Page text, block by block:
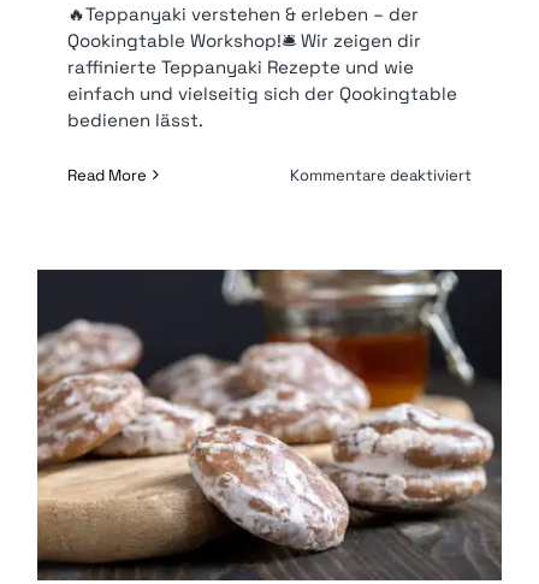
🔥Teppanyaki verstehen & erleben – der
Qookingtable Workshop!🛎️ Wir zeigen dir
raffinierte Teppanyaki Rezepte und wie
einfach und vielseitig sich der Qookingtable
bedienen lässt.
Read More Kommentare deaktiviertfür
169
Lebkuchen backen | 69 €* p.P.